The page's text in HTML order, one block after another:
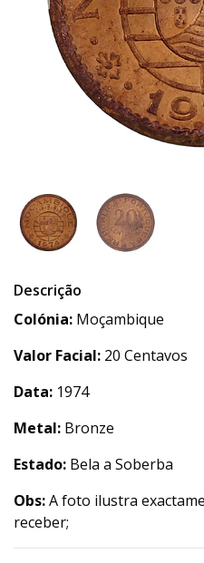
Descrição
Colónia: Moçambique
Valor Facial: 20 Centavos
Data: 1974
Metal: Bronze
Estado: Bela a Soberba
Obs:A foto ilustra
receber;